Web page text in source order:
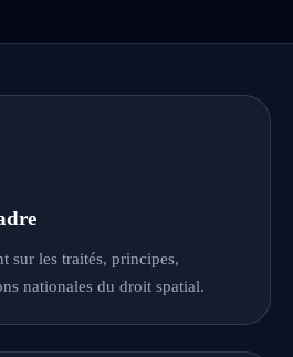
sur les traités, principes,
nationales du droit spatial.